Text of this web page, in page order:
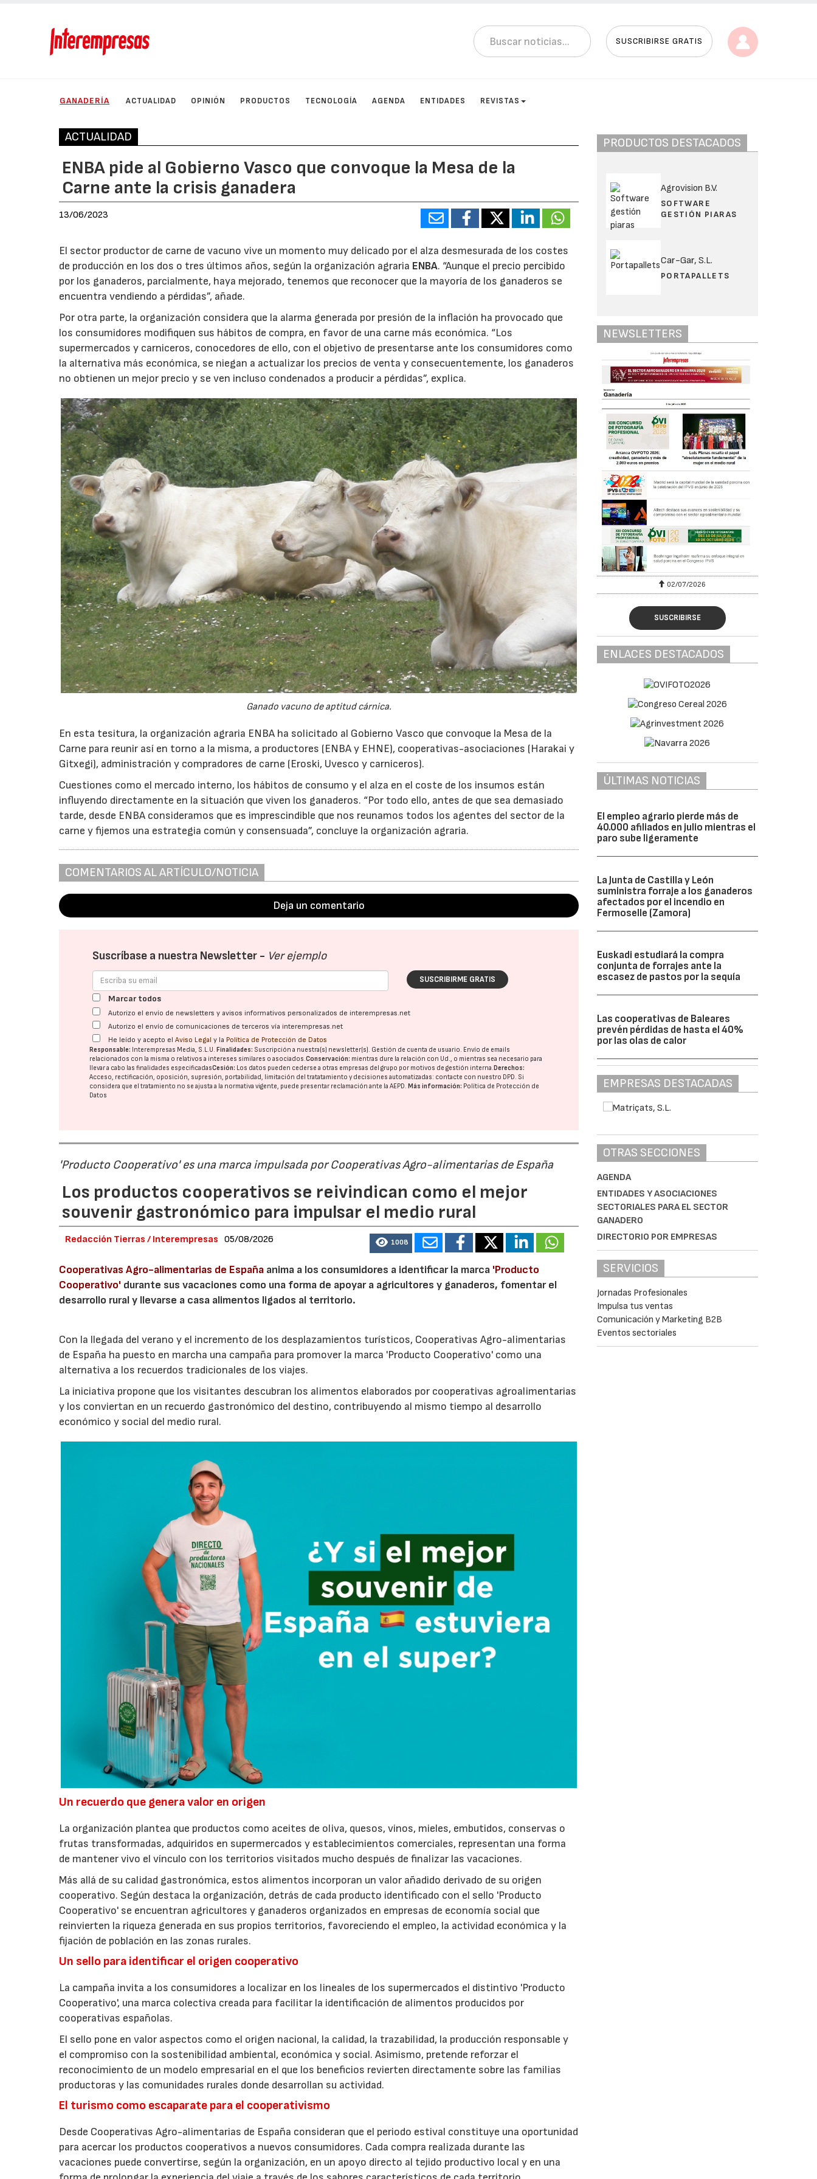
SUSCRIBIRSE GRATIS
GANADERÍA ACTUALIDAD OPINIÓN PRODUCTOS TECNOLOGÍA AGENDA ENTIDADES REVISTAS
ACTUALIDAD
ENBA pide al Gobierno Vasco que convoque la Mesa de la
Carne ante la crisis ganadera
13/06/2023
El sector productor de carne de vacuno vive un momento muy delicado por el alza desmesurada de los costes
de producción en los dos o tres últimos años, según la organización agraria ENBA. “Aunque el precio percibido
por los ganaderos, parcialmente, haya mejorado, tenemos que reconocer que la mayoría de los ganaderos se
encuentra vendiendo a pérdidas”, añade.
Por otra parte, la organización considera que la alarma generada por presión de la inflación ha provocado que
los consumidores modifiquen sus hábitos de compra, en favor de una carne más económica. “Los
supermercados y carniceros, conocedores de ello, con el objetivo de presentarse ante los consumidores como
la alternativa más económica, se niegan a actualizar los precios de venta y consecuentemente, los ganaderos
no obtienen un mejor precio y se ven incluso condenados a producir a pérdidas”, explica.
Ganado vacuno de aptitud cárnica.
En esta tesitura, la organización agraria ENBA ha solicitado al Gobierno Vasco que convoque la Mesa de la
Carne para reunir así en torno a la misma, a productores (ENBA y EHNE), cooperativas-asociaciones (Harakai y
Gitxegi), administración y compradores de carne (Eroski, Uvesco y carniceros).
Cuestiones como el mercado interno, los hábitos de consumo y el alza en el coste de los insumos están
influyendo directamente en la situación que viven los ganaderos. “Por todo ello, antes de que sea demasiado
tarde, desde ENBA consideramos que es imprescindible que nos reunamos todos los agentes del sector de la
carne y fijemos una estrategia común y consensuada”, concluye la organización agraria.
COMENTARIOS AL ARTÍCULO/NOTICIA
Deja un comentario
Suscríbase a nuestra Newsletter - Ver ejemplo
SUSCRIBIRME GRATIS
Marcar todos
Autorizo el envío de newsletters y avisos informativos personalizados de interempresas.net
Autorizo el envío de comunicaciones de terceros vía interempresas.net
He leído y acepto elAviso Legal y la Política de Protección de Datos
Responsable: Interempresas Media, S.L.U.Finalidades: Suscripción a nuestra(s) newsletter(s). Gestión de cuenta de usuario. Envío de emails
relacionados con la misma o relativos a intereses similares o asociados.Conservación: mientras dure la relación con Ud., o mientras sea necesario para
llevar a cabo las finalidades especificadasCesión: Los datos pueden cederse a otras empresas del grupo por motivos de gestión interna.Derechos:
Acceso, rectificación, oposición, supresión, portabilidad, limitación del tratatamiento y decisiones automatizadas: contacte con nuestro DPD. Si
considera que el tratamiento no se ajusta a la normativa vigente, puede presentar reclamación ante laAEPD.Más información: Política de Protección de
Datos
'Producto Cooperativo' es una marca impulsada por Cooperativas Agro-alimentarias de España
Los productos cooperativos se reivindican como el mejor
souvenir gastronómico para impulsar el medio rural
Redacción Tierras / Interempresas 05/08/2026 1008
Cooperativas Agro-alimentarias de España anima a los consumidores a identificar la marca 'Producto
Cooperativo' durante sus vacaciones como una forma de apoyar a agricultores y ganaderos, fomentar el
desarrollo rural y llevarse a casa alimentos ligados al territorio.
Con la llegada del verano y el incremento de los desplazamientos turísticos, Cooperativas Agro-alimentarias
de España ha puesto en marcha una campaña para promover la marca 'Producto Cooperativo' como una
alternativa a los recuerdos tradicionales de los viajes.
La iniciativa propone que los visitantes descubran los alimentos elaborados por cooperativas agroalimentarias
y los conviertan en un recuerdo gastronómico del destino, contribuyendo al mismo tiempo al desarrollo
económico y social del medio rural.
Un recuerdo que genera valor en origen
La organización plantea que productos como aceites de oliva, quesos, vinos, mieles, embutidos, conservas o
frutas transformadas, adquiridos en supermercados y establecimientos comerciales, representan una forma
de mantener vivo el vínculo con los territorios visitados mucho después de finalizar las vacaciones.
Más allá de su calidad gastronómica, estos alimentos incorporan un valor añadido derivado de su origen
cooperativo. Según destaca la organización, detrás de cada producto identificado con el sello 'Producto
Cooperativo' se encuentran agricultores y ganaderos organizados en empresas de economía social que
reinvierten la riqueza generada en sus propios territorios, favoreciendo el empleo, la actividad económica y la
fijación de población en las zonas rurales.
Un sello para identificar el origen cooperativo
La campaña invita a los consumidores a localizar en los lineales de los supermercados el distintivo 'Producto
Cooperativo', una marca colectiva creada para facilitar la identificación de alimentos producidos por
cooperativas españolas.
El sello pone en valor aspectos como el origen nacional, la calidad, la trazabilidad, la producción responsable y
el compromiso con la sostenibilidad ambiental, económica y social. Asimismo, pretende reforzar el
reconocimiento de un modelo empresarial en el que los beneficios revierten directamente sobre las familias
productoras y las comunidades rurales donde desarrollan su actividad.
El turismo como escaparate para el cooperativismo
Desde Cooperativas Agro-alimentarias de España consideran que el periodo estival constituye una oportunidad
para acercar los productos cooperativos a nuevos consumidores. Cada compra realizada durante las
vacaciones puede convertirse, según la organización, en un apoyo directo al tejido productivo local y en una
PRODUCTOS DESTACADOS
Agrovision B.V.
SOFTWARE
GESTIÓN PIARAS
Car-Gar, S.L.
PORTAPALLETS
NEWSLETTERS
02/07/2026 16/07/2026 02/07/2026
SUSCRIBIRSE
ENLACES DESTACADOS
ÚLTIMAS NOTICIAS
El empleo agrario pierde más de
40.000 afiliados en julio mientras el
paro sube ligeramente
La Junta de Castilla y León
suministra forraje a los ganaderos
afectados por el incendio en
Fermoselle (Zamora)
Euskadi estudiará la compra
conjunta de forrajes ante la
escasez de pastos por la sequía
Las cooperativas de Baleares
prevén pérdidas de hasta el 40%
por las olas de calor
EMPRESAS DESTACADAS
OTRAS SECCIONES
AGENDA
ENTIDADES Y ASOCIACIONES
SECTORIALES PARA EL SECTOR
GANADERO
DIRECTORIO POR EMPRESAS
SERVICIOS
Jornadas Profesionales
Impulsa tus ventas
Comunicación y Marketing B2B
Eventos sectoriales